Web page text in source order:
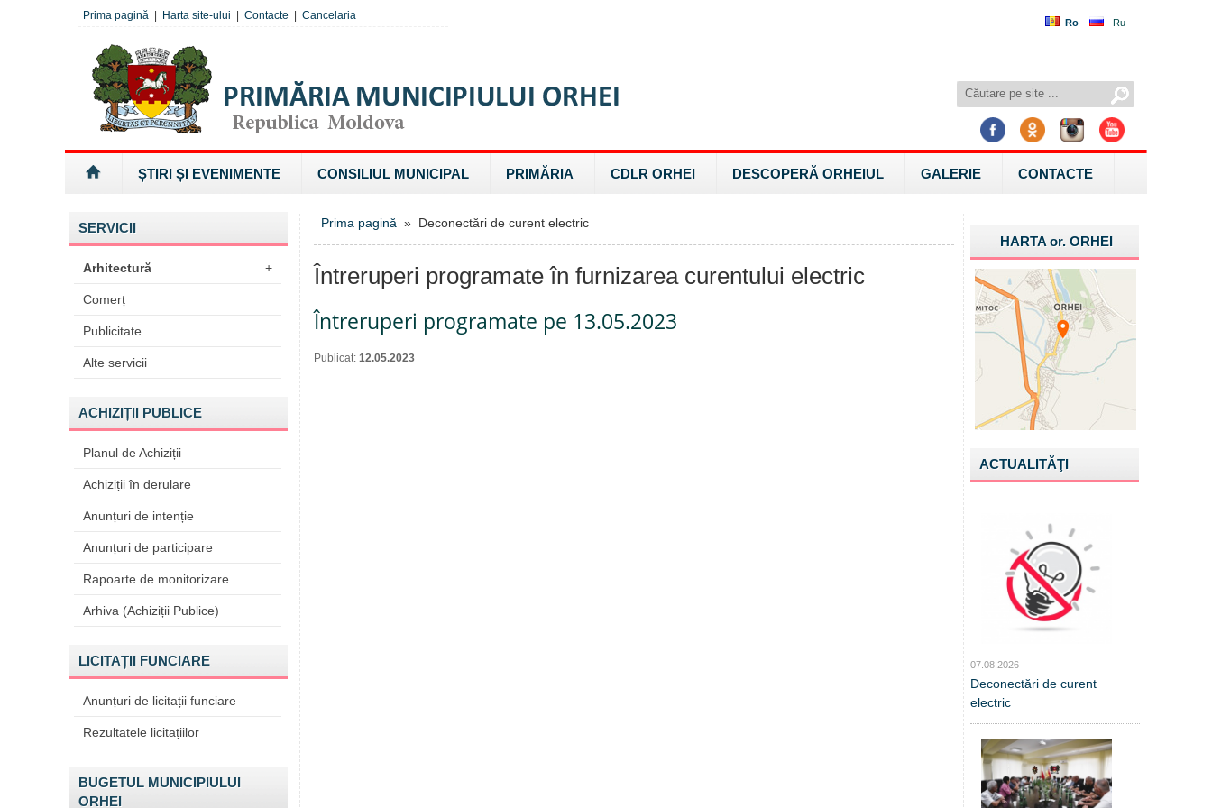
Ro Ru
Prima pagină Harta site-ului Contacte Cancelaria
ȘTIRI ȘI EVENIMENTE CONSILIUL MUNICIPAL PRIMĂRIA CDLR ORHEI DESCOPERĂ ORHEIUL GALERIE CONTACTE
SERVICII
Arhitectură +
Comerț
Publicitate
Alte servicii
ACHIZIȚII PUBLICE
Planul de Achiziții
Achiziții în derulare
Anunțuri de intenție
Anunțuri de participare
Rapoarte de monitorizare
Arhiva (Achiziții Publice)
LICITAȚII FUNCIARE
Anunțuri de licitații funciare
Rezultatele licitațiilor
BUGETUL MUNICIPIULUI
ORHEI
Prima pagină » Deconectări de curent electric
Întreruperi programate în furnizarea curentului electric
Întreruperi programate pe 13.05.2023
Publicat: 12.05.2023
HARTA or.ORHEI
ACTUALITĂŢI
07.08.2026
Deconectări de curent
electric